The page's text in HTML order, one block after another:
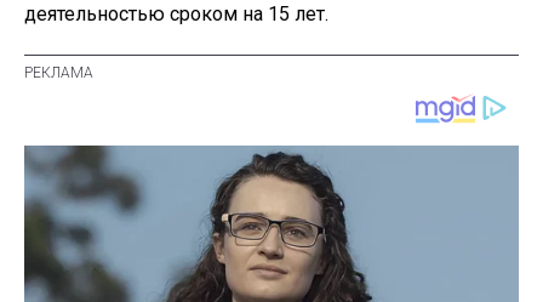
деятельностью сроком на 15 лет.